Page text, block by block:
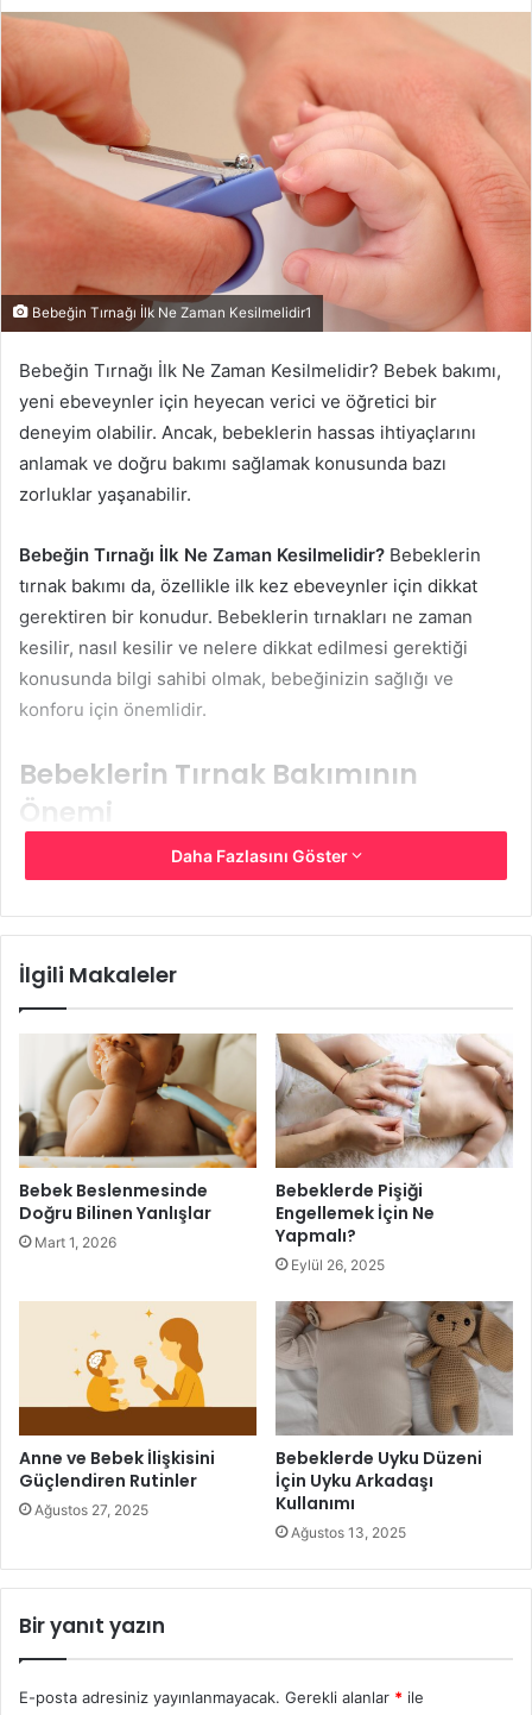
göndermek
Bebeğin Tırnağı İlk Ne Zaman Kesilmelidir1
Bebeğin Tırnağı İlk Ne Zaman Kesilmelidir? Bebek bakımı,
yeni ebeveynler için heyecan verici ve öğretici bir
deneyim olabilir. Ancak, bebeklerin hassas ihtiyaçlarını
anlamak ve doğru bakımı sağlamak konusunda bazı
zorluklar yaşanabilir.
Bebeğin Tırnağı İlk Ne Zaman Kesilmelidir? Bebeklerin
tırnak bakımı da, özellikle ilk kez ebeveynler için dikkat
gerektiren bir konudur. Bebeklerin tırnakları ne zaman
kesilir, nasıl kesilir ve nelere dikkat edilmesi gerektiği
konusunda bilgi sahibi olmak, bebeğinizin sağlığı ve
konforu için önemlidir.
Bebeklerin Tırnak Bakımının
Önemi
Bebeklerin tırnakları, doğumdan sonra hızla uzamaya
kendilerine zarar verebilir. Aynı zamanda bebekler, ellerini
kir birikebilir. Bu nedenle bebeklerin tırnak bakımı, hijyenik
ve güvenli bir şekilde yapılmalıdır.
Bebeğin Tırnağı İlk Ne Zaman Kesilmelidir
Bebeklerin Tırnakları Ne Zaman
Kesilir
Bebeklerin tırnaklarını ne zaman kesmeniz gerektiği,
bebeğinizin tırnaklarının uzama hızına ve aktivitelerine
bağlı olarak değişebilir. Genellikle bebeklerin tırnaklarını
Bu süre zarfında bebeklerin tırnakları yumuşak ve esnek
olabilir, bu da kesmeyi kolaylaştırabilir.
Daha Fazlasını Göster
İlgili Makaleler
Bebek Beslenmesinde
Doğru Bilinen Yanlışlar
Mart 1, 2026
Bebeklerde Pişiği
Engellemek İçin Ne
Yapmalı?
Eylül 26, 2025
Anne ve Bebek İlişkisini
Güçlendiren Rutinler
Ağustos 27, 2025
Bebeklerde Uyku Düzeni
İçin Uyku Arkadaşı
Kullanımı
Ağustos 13, 2025
Bir yanıt yazın
E-posta adresiniz yayınlanmayacak. Gerekli alanlar * ile